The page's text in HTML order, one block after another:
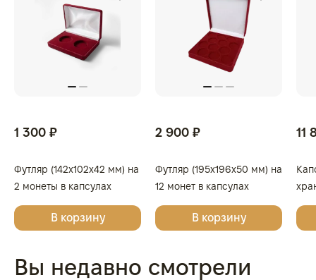
1 300 ₽
Футляр (142x102x42 мм) на
2 монеты в капсулах
(диаметр 46 мм), светло-
бордовыйВ корзину
2 900 ₽
Футляр (195x196x50 мм) на
12 монет в капсулах
(диаметр 44 мм), светло-
бордовыйВ корзину
11
Вы недавно смотрели